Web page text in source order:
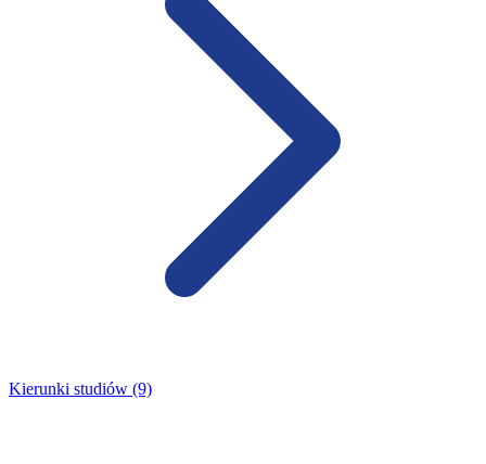
Kierunki studiów (9)